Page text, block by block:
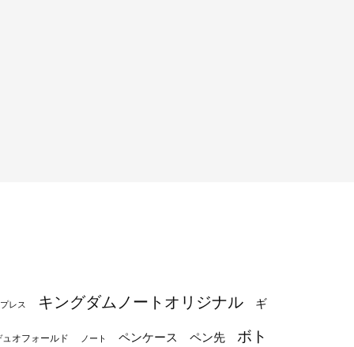
レス キングダムノートオリジナル ギ
ュオフォールド ノート ペンケース ペン先 ボト